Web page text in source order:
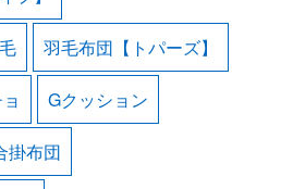
羽毛布団【トパーズ】
Gクッション
掛布団